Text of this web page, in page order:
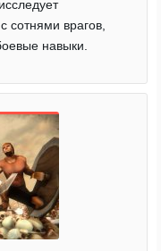
сотнями врагов,
навыки.